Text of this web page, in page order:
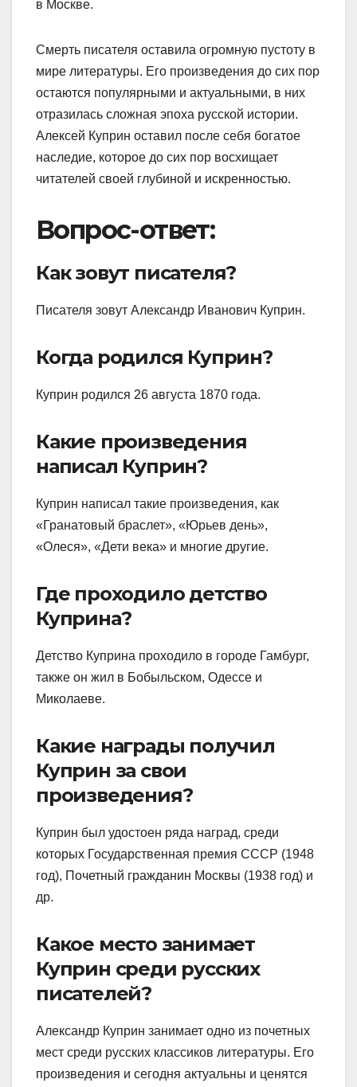
в Москве.
Смерть писателя оставила огромную пустоту в
мире литературы. Его произведения до сих пор
остаются популярными и актуальными, в них
отразилась сложная эпоха русской истории.
Алексей Куприн оставил после себя богатое
наследие, которое до сих пор восхищает
читателей своей глубиной и искренностью.
Вопрос-ответ:
Как зовут писателя?
Писателя зовут Александр Иванович Куприн.
Когда родился Куприн?
Куприн родился 26 августа 1870 года.
Какие произведения
написал Куприн?
Куприн написал такие произведения, как
«Гранатовый браслет», «Юрьев день»,
«Олеся», «Дети века» и многие другие.
Где проходило детство
Куприна?
Детство Куприна проходило в городе Гамбург,
также он жил в Бобыльском, Одессе и
Миколаеве.
Какие награды получил
Куприн за свои
произведения?
Куприн был удостоен ряда наград, среди
которых Государственная премия СССР (1948
год), Почетный гражданин Москвы (1938 год) и
др.
Какое место занимает
Куприн среди русских
писателей?
Александр Куприн занимает одно из почетных
мест среди русских классиков литературы. Его
произведения и сегодня актуальны и ценятся